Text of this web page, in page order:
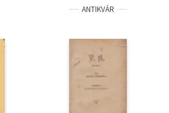
ANTIKVÁR